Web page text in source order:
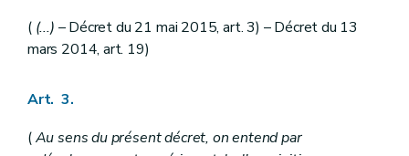
Art. 42
Art. 43
Art. 44
Section 6
Art. 47
Art. 48
( (...) – Décret du 21 mai 2015, art. 3) – Décret du 13
mars 2014, art. 19)
Art. 3.
(Au sens du présent décret, on entend par